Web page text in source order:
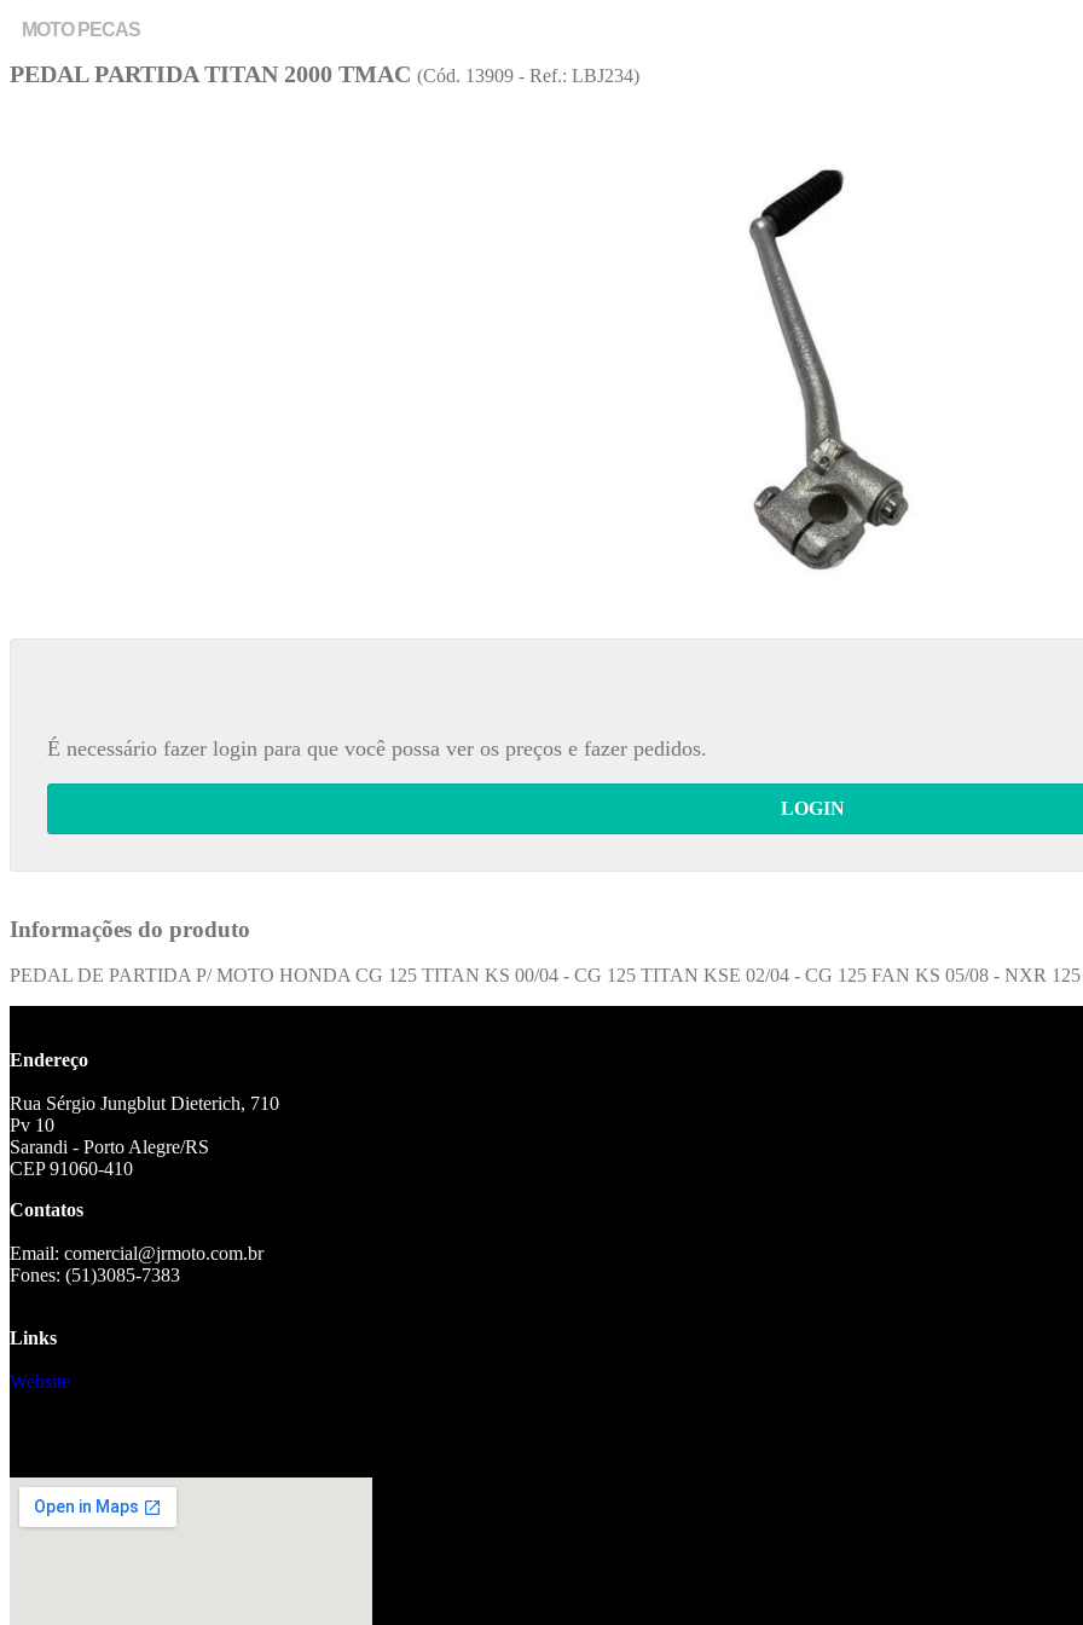
está
procurando?
MOTO PECAS
PEDAL PARTIDA TITAN 2000 TMAC (Cód. 13909 - Ref.: LBJ234)
É necessário fazer login para que você possa ver os preços e fazer pedidos.
LOGIN
Informações do produto
PEDAL DE PARTIDA P/ MOTO HONDA CG 125 TITAN KS 00/04 - CG 125 TITAN KSE 02/04 - CG 125 FAN KS 05/08 - NXR
Endereço
Rua Sérgio Jungblut Dieterich, 710
Pv 10
Sarandi - Porto Alegre/RS
CEP 91060-410
Contatos
Email: comercial@jrmoto.com.br
Fones: (51)3085-7383
Links
Website